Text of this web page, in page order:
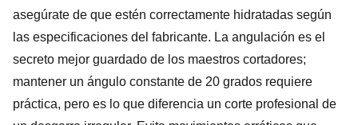
asegúrate de que estén correctamente hidratadas según
las especificaciones del fabricante. La angulación es el
secreto mejor guardado de los maestros cortadores;
mantener un ángulo constante de 20 grados requiere
práctica, pero es lo que diferencia un corte profesional de